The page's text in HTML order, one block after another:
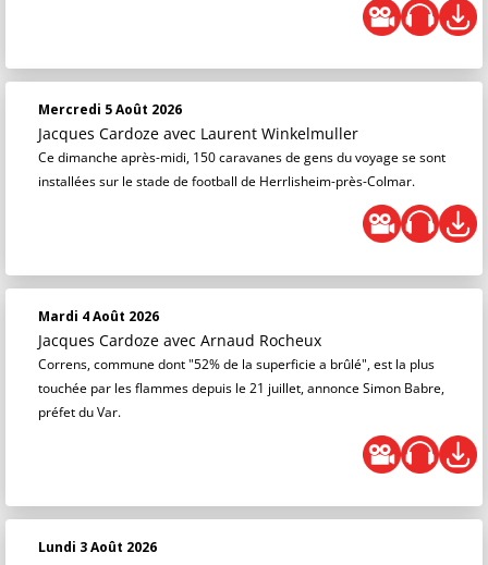
Mercredi 5 Août 2026
Jacques Cardoze avec Laurent Winkelmuller
Ce dimanche après-midi, 150 caravanes de gens du voyage se sont
installées sur le stade de football de Herrlisheim-près-Colmar.
Mardi 4 Août 2026
Jacques Cardoze avec Arnaud Rocheux
Correns, commune dont "52% de la superficie a brûlé", est la plus
touchée par les flammes depuis le 21 juillet, annonce Simon Babre,
préfet du Var.
Lundi 3 Août 2026